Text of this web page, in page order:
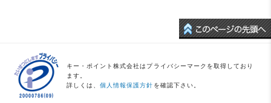
キー・ポイント株式会社はプライバシーマークを取得しており
ます。
詳しくは、個人情報保護方針 を確認下さい。